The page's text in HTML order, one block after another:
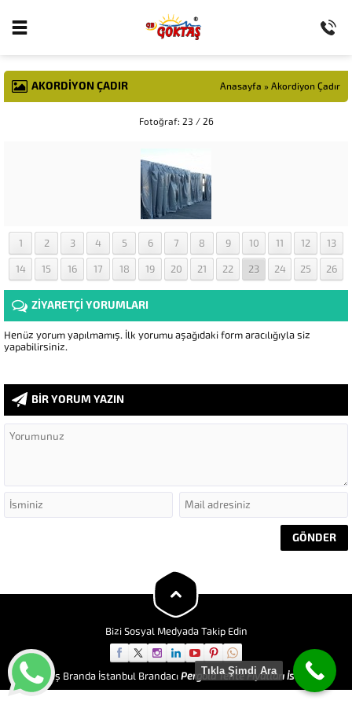
AKORDIYON ÇADIR Anasayfa » Akordiyon Çadır
Fotoğraf: 23 / 26
1 2 3 4 5 6 7 8 9 10 11 12 13
14 15 16 17 18 19 20 21 22 23 24 25 26
ZİYARETÇİ YORUMLARI
Henüz yorum yapılmamış. İlk yorumu aşağıdaki form aracılığıyla siz
yapabilirsiniz.
BİR YORUM YAZIN
Bizi Sosyal Medyada Takip Edin
Göktaş Branda İstanbul Brandacı Pergola Tente Fiyatları İstanbul
Tıkla Şimdi Ara